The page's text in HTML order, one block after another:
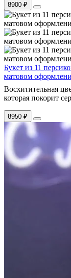
8900 ₽
Букет из 11
матовом
Восхитительная
которая покорит
8950 ₽